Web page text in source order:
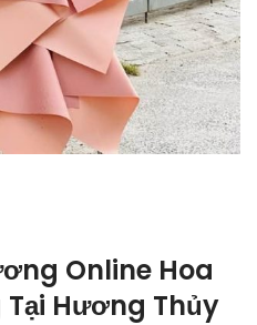
Online Hoa
Hương Thủy